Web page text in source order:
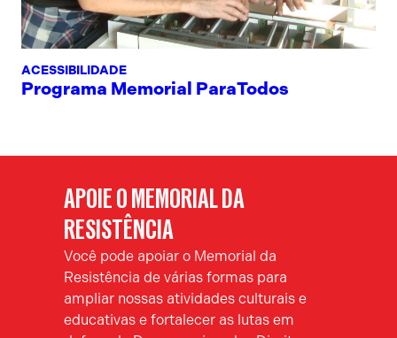
ACESSIBILIDADE
Programa Memorial ParaTodos
APOIE O MEMORIAL DA
RESISTÊNCIA
Você pode apoiar o Memorial da
Resistência de várias formas para
ampliar nossas atividades culturais e
educativas e fortalecer as lutas em